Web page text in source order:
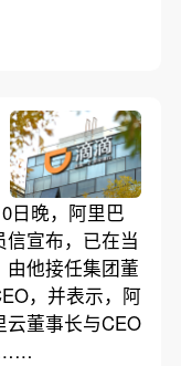
日晚，阿里巴
宣布，已在当
由他接任集团董
，并表示，阿
云董事长与CEO